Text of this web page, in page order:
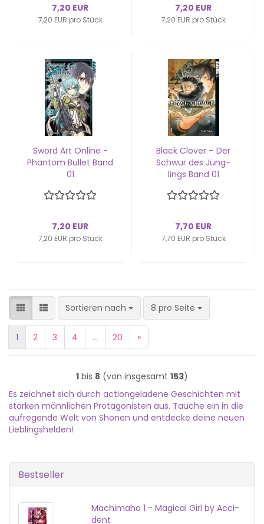
7,20 EUR
7,20 EUR pro Stück
7,20 EUR
7,20 EUR pro Stück
Sword Art On­line -
Phan­tom Bul­let Band
01
7,20 EUR
7,20 EUR pro Stück
Black Clover – Der
Schwur des Jüng­
lings Band 01
7,70 EUR
7,70 EUR pro Stück
Sortieren nach
Sortieren nach 8 pro Seite
pro Seite
1 2 3 4 ... 20 »
1 bis 8 (von insgesamt 153)
Es zeichnet sich durch actiongeladene Geschichten mit
starken männlichen Protagonisten aus. Tauche ein in die
aufregende Welt von Shonen und entdecke deine neuen
Lieblingshelden!
Bestseller
Ma­chi­ma­ho 1 - Ma­gi­cal Girl by Ac­ci­
dent